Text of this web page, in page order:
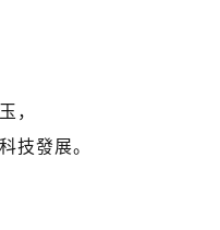
，
技發展。